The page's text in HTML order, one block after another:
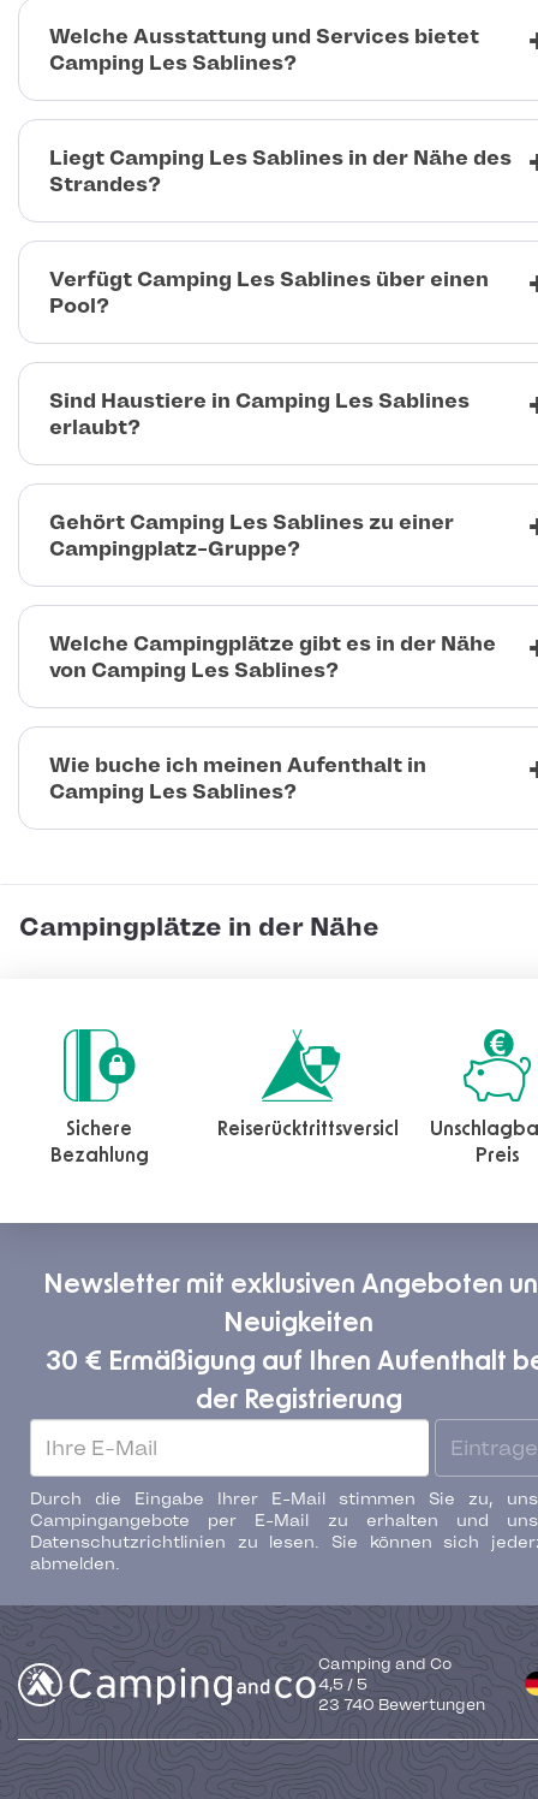
Welche Ausstattung und Services bietet
Camping Les Sablines?
Liegt Camping Les Sablines in der Nähe des
Strandes?
Verfügt Camping Les Sablines über einen
Pool?
Sind Haustiere in Camping Les Sablines
erlaubt?
Gehört Camping Les Sablines zu einer
Campingplatz-Gruppe?
Welche Campingplätze gibt es in der Nähe
von Camping Les Sablines?
Wie buche ich meinen Aufenthalt in
Camping Les Sablines?
Campingplätze in der Nähe
Sichere
Bezahlung
Reiserücktrittsversicherung
Preis
Newsletter mit exklusiven Angeboten
Neuigkeiten
30 € Ermäßigung auf Ihren Aufenthalt
der Registrierung
Durch die Eingabe Ihrer E-Mail stimmen Sie zu,
Campingangebote per E-Mail zu erhalten und
Datenschutzrichtlinien zu lesen. Sie können sich
abmelden.
Camping and Co
4,5 / 5
23 740 Bewertungen